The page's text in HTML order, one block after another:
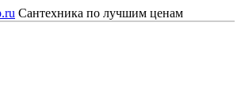
Сантехника по лучшим ценам